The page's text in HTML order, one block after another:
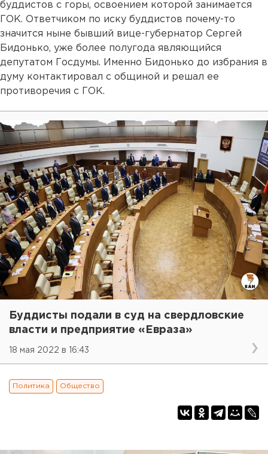
буддистов с горы, освоением которой занимается
ГОК. Ответчиком по иску буддистов почему-то
значится ныне бывший вице-губернатор Сергей
Бидонько, уже более полугода являющийся
депутатом Госдумы. Именно Бидонько до избрания в
думу контактировал с общиной и решал ее
противоречия с ГОК.
Буддисты подали в суд на свердловские
власти и предприятие «Евраза»
18 мая 2022 в 16:43
Политика Общество